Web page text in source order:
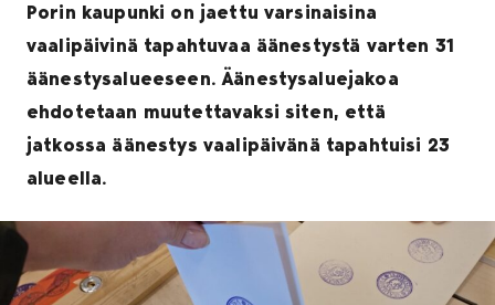
Porin kaupunki on jaettu varsinaisina
vaalipäivinä tapahtuvaa äänestystä varten 31
äänestysalueeseen. Äänestysaluejakoa
ehdotetaan muutettavaksi siten, että
jatkossa äänestys vaalipäivänä tapahtuisi 23
alueella.